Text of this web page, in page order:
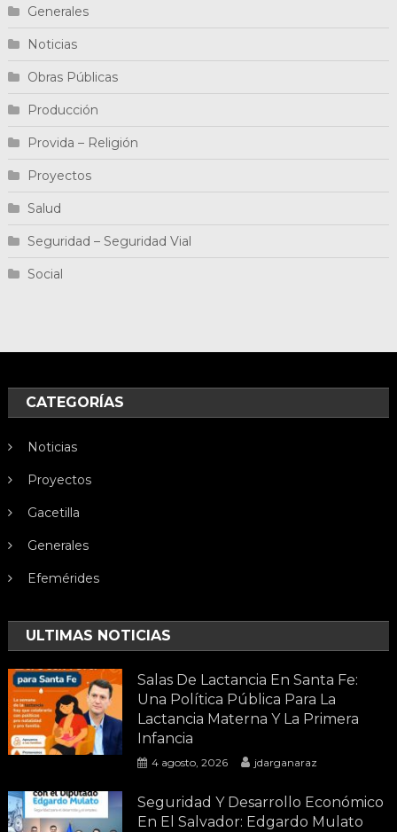
Generales
Noticias
Obras Públicas
Producción
Provida – Religión
Proyectos
Salud
Seguridad – Seguridad Vial
Social
CATEGORÍAS
Noticias
Proyectos
Gacetilla
Generales
Efemérides
ULTIMAS NOTICIAS
Salas De Lactancia En Santa Fe:
Una Política Pública Para La
Lactancia Materna Y La Primera
Infancia
4 agosto, 2026 jdarganaraz
Seguridad Y Desarrollo Económico
En El Salvador: Edgardo Mulato